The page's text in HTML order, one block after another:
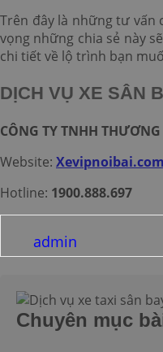
Trên đây là những tư vấn
vọng những chia sẻ này
chi tiết về lộ trình bạn
DỊCH VỤ XE SÂN
CÔNG TY TNHH
Website: Xevipnoibai.com
Hotline: 1900.888.697
admin
Chuyên mục